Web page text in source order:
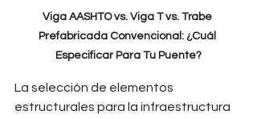
Viga AASHTO vs. Viga T vs. Trabe
Prefabricada Convencional: ¿Cuál
Especificar Para Tu Puente?
La selección de elementos
estructurales para la infraestructura